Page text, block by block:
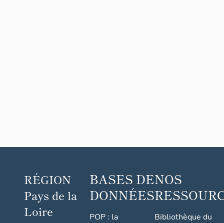
RÉGION
Pays de la
Loire
BASES DE
DONNÉES
POP : la
NOS
Bibliothèque du